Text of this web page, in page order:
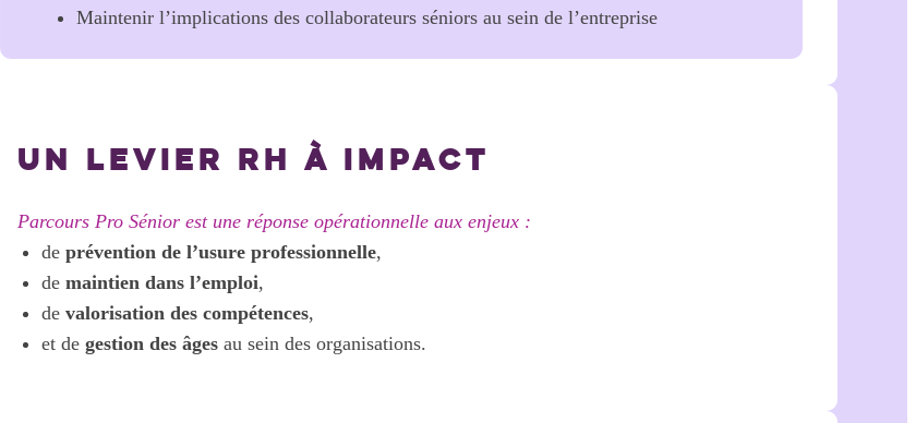
Maintenir l’implications des collaborateurs séniors au sein de l’entreprise
UN LEVIER RH À IMPACT
Parcours Pro Sénior est une réponse opérationnelle aux enjeux :
de prévention de l’usure professionnelle,
de maintien dans l’emploi,
de valorisation des compétences,
et de gestion des âgesau sein des organisations.